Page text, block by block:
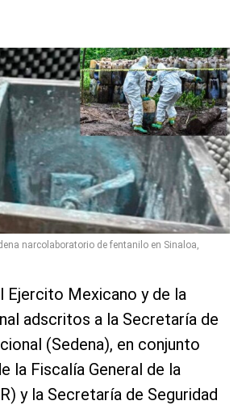
narcolaboratorio de fentanilo en Sinaloa,
Ejercito Mexicano y de la
adscritos a la Secretaría de
(Sedena), en conjunto
la Fiscalía General de la
y la Secretaría de Seguridad